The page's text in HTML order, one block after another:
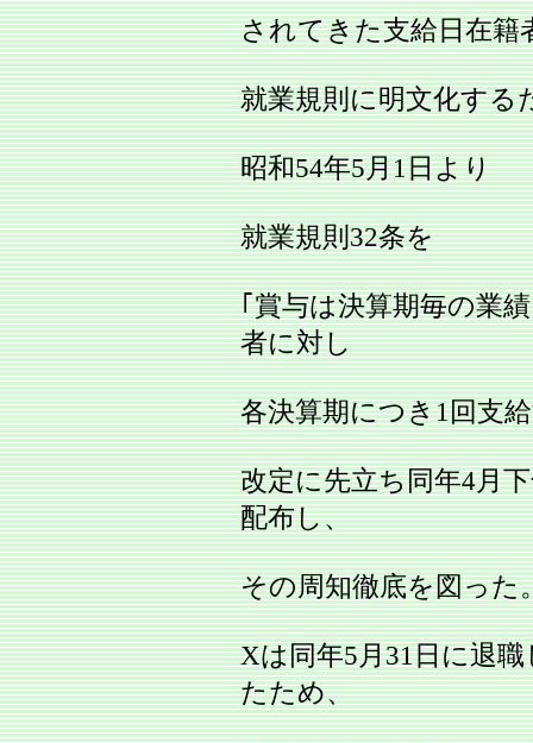
されてきた支給日在籍
就業規則に明文化する
昭和54年5月1日より
就業規則32条を
｢賞与は決算期毎の業
者に対し
各決算期につき1回支
改定に先立ち同年4月
配布し、
その周知徹底を図った
Xは同年5月31日に退
たため、